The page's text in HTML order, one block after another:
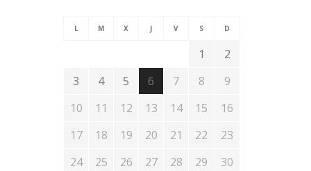
L M X J V S D
1
2
3
4 5 6 7 8
9
10
11 12 13 14 15
16
17
18 19 20 21 22
23
24
25 26 27 28 29
30